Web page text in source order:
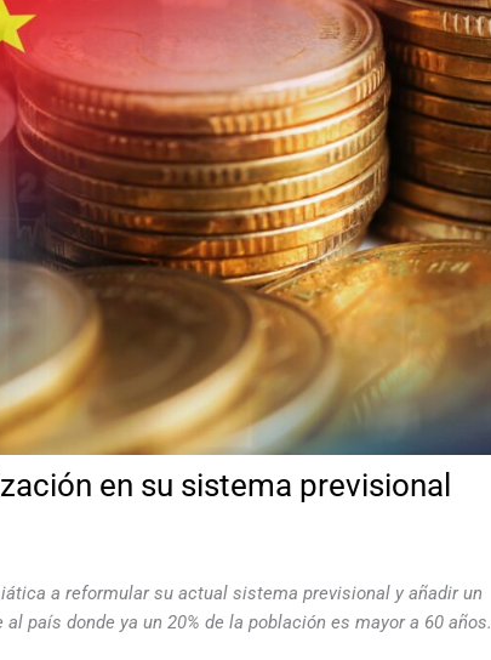
en su sistema previsional
a reformular su actual sistema previsional y añadir un
país donde ya un 20% de la población es mayor a 60 años.